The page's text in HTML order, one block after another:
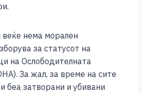
нема морален
за статусот на
на Ослободителната
За жал, за време на сите
беа затворани и убивани